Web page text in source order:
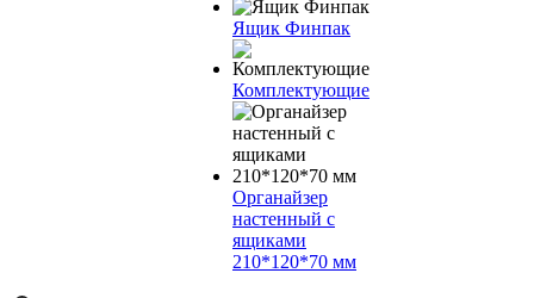
Ящик Финпак
Комплектующие
Органайзер
настенный с
ящиками
210*120*70 мм